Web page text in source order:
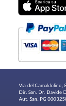
Via del Camaldolino,
Dir. San. Dr. Davide
Aut. San. PG